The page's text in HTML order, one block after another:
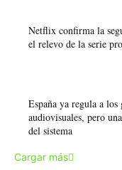
Netflix confirma la
el relevo de la serie
España ya regula a los
audiovisuales, pero
del sistema
Cargar más